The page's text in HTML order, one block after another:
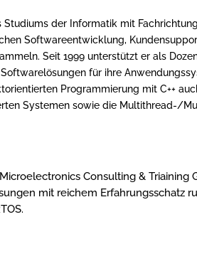
der Informatik mit
Softwareentwicklung,
Seit 1999 unterstützt er als
für ihre
Programmierung mit C++
Systemen sowie die Multithread-/
Consulting & Triaining
mit reichem Erfahrungsschatz